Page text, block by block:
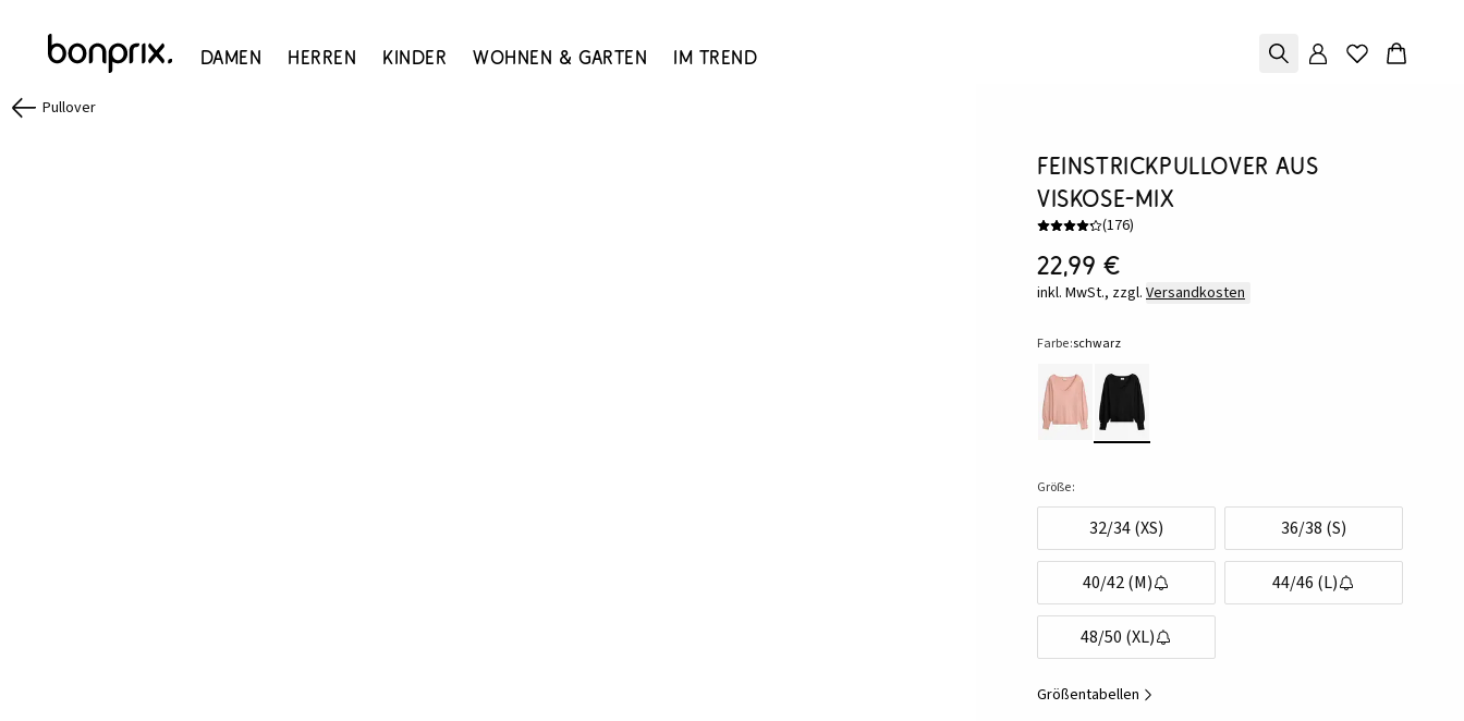
Damen Herren Kinder Wohnen & Garten Im Trend
Pullover
Feinstrickpullover aus
Viskose-Mix
(176)
22,99 €
inkl. MwSt., zzgl. Versandkosten
Farbe:schwarz
Größe:
32/34 (XS) 36/38 (S)
40/42 (M) 44/46 (L)
48/50 (XL)
Größentabellen